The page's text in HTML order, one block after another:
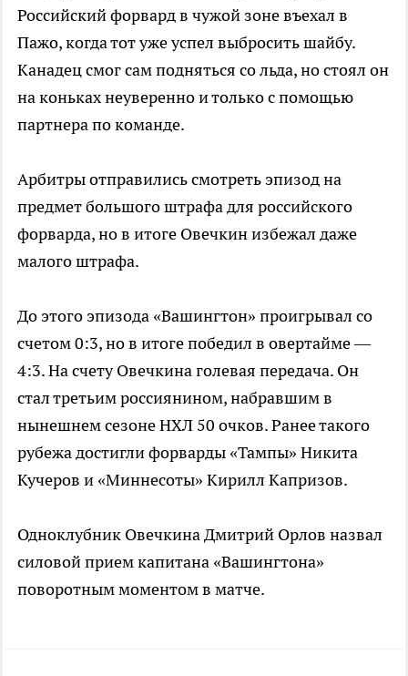
Российский форвард в чужой зоне въехал в
Пажо, когда тот уже успел выбросить шайбу.
Канадец смог сам подняться со льда, но стоял он
на коньках неуверенно и только с помощью
партнера по команде.
Арбитры отправились смотреть эпизод на
предмет большого штрафа для российского
форварда, но в итоге Овечкин избежал даже
малого штрафа.
До этого эпизода «Вашингтон» проигрывал со
счетом 0:3, но в итоге победил в овертайме —
4:3. На счету Овечкина голевая передача. Он
стал третьим россиянином, набравшим в
нынешнем сезоне НХЛ 50 очков. Ранее такого
рубежа достигли форварды «Тампы» Никита
Кучеров и «Миннесоты» Кирилл Капризов.
Одноклубник Овечкина Дмитрий Орлов назвал
силовой прием капитана «Вашингтона»
поворотным моментом в матче.